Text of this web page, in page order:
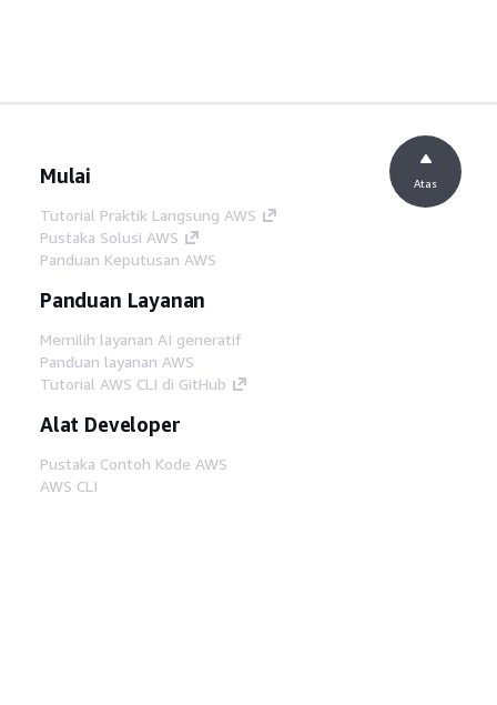
Mulai
Tutorial Praktik Langsung AWS
Pustaka Solusi AWS
Panduan Keputusan AWS
Panduan Layanan
Memilih layanan AI generatif
Panduan layanan AWS
Tutorial AWS CLI di GitHub
Alat Developer
Pustaka Contoh Kode AWS
AWS CLI
Atas